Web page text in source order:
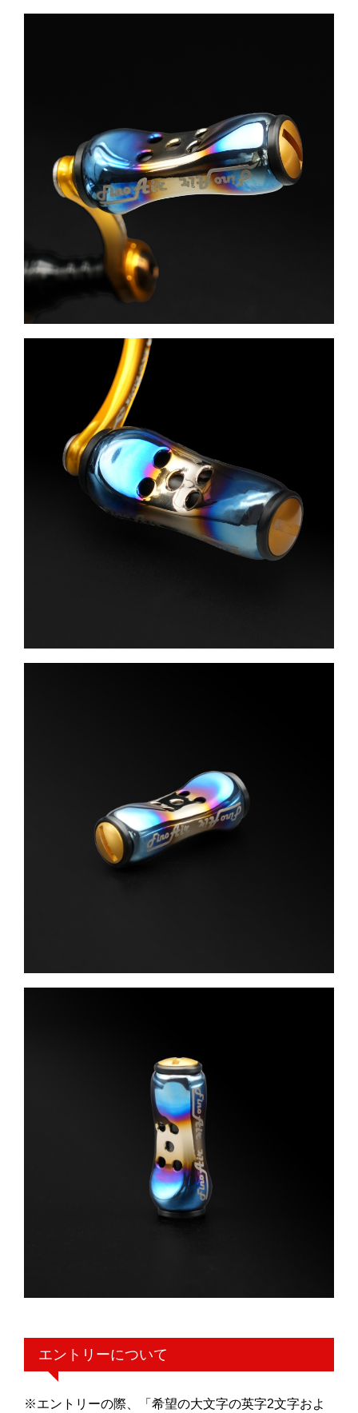
エントリーについて
※エントリーの際、「希望の大文字の英字2文字およ